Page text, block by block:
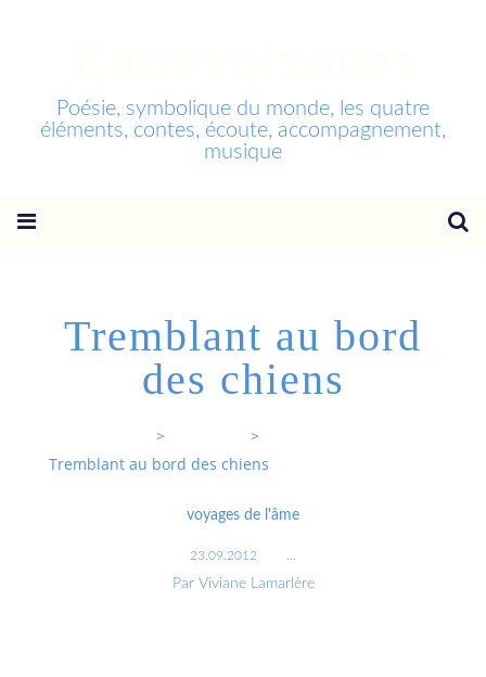
Poésie, symbolique du monde, les quatre
éléments, contes, écoute, accompagnement,
musique
Tremblant au bord
des chiens
>
>
Tremblant au bord des chiens
voyages de l'âme
23.09.2012
Par Viviane Lamarlère